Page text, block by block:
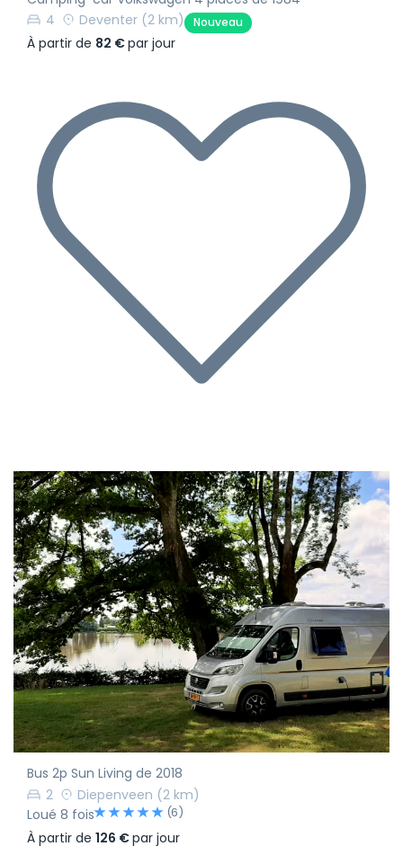
4
Deventer (2 km) Nouveau
À partir de 82 €par jour
Bus 2p Sun Living de 2018
2
Diepenveen (2 km)
Loué 8 fois
(6)
À partir de 126 €par jour